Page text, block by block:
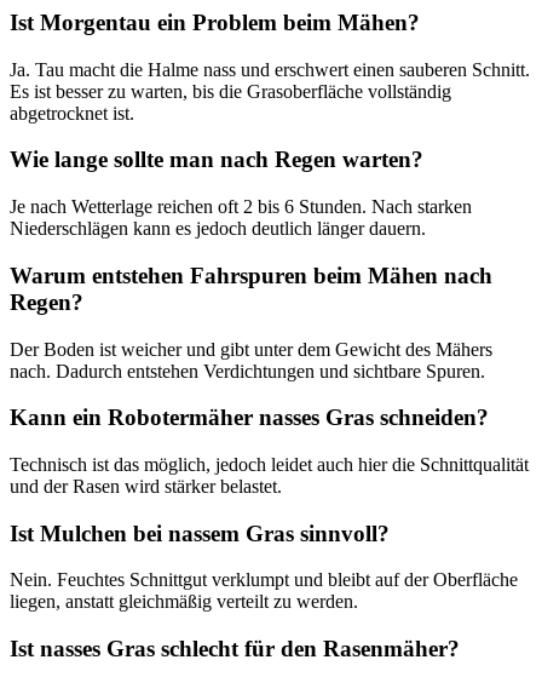
Ist Morgentau ein Problem beim Mähen?
Ja. Tau macht die Halme nass und erschwert einen sauberen Schnitt.
Es ist besser zu warten, bis die Grasoberfläche vollständig
abgetrocknet ist.
Wie lange sollte man nach Regen warten?
Je nach Wetterlage reichen oft 2 bis 6 Stunden. Nach starken
Niederschlägen kann es jedoch deutlich länger dauern.
Warum entstehen Fahrspuren beim Mähen nach
Regen?
Der Boden ist weicher und gibt unter dem Gewicht des Mähers
nach. Dadurch entstehen Verdichtungen und sichtbare Spuren.
Kann ein Robotermäher nasses Gras schneiden?
Technisch ist das möglich, jedoch leidet auch hier die Schnittqualität
und der Rasen wird stärker belastet.
Ist Mulchen bei nassem Gras sinnvoll?
Nein. Feuchtes Schnittgut verklumpt und bleibt auf der Oberfläche
liegen, anstatt gleichmäßig verteilt zu werden.
Ist nasses Gras schlecht für den Rasenmäher?